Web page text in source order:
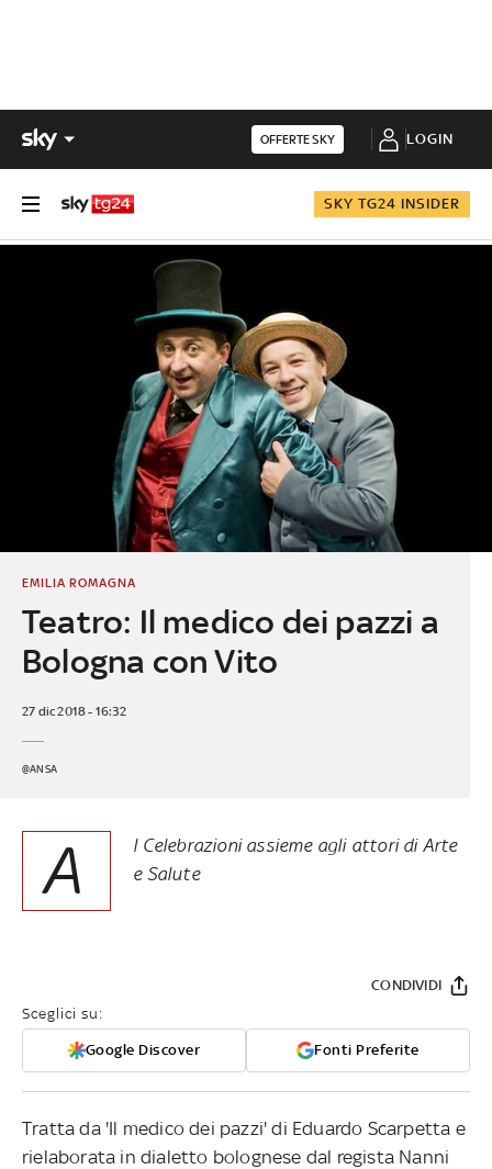
OFFERTE SKY LOGIN
SKY TG24 INSIDER
Teatro: Il medico dei pazzi a
Bologna con Vito
EMILIA ROMAGNA
27 dic 2018 - 16:32
@ANSA
A
l Celebrazioni assieme agli attori di Arte
e Salute
Sceglici su:
Google Discover Fonti Preferite
CONDIVIDI
Tratta da 'Il medico dei pazzi' di Eduardo Scarpetta e
rielaborata in dialetto bolognese dal regista Nanni